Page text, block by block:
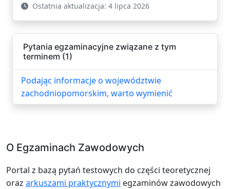
Ostatnia aktualizacja: 4 lipca 2026
Pytania egzaminacyjne związane z tym
terminem (1)
Podając informacje o województwie
zachodniopomorskim, warto wymienić
O Egzaminach Zawodowych
Portal z bazą pytań testowych do części teoretycznej
oraz arkuszami praktycznymi egzaminów zawodowych